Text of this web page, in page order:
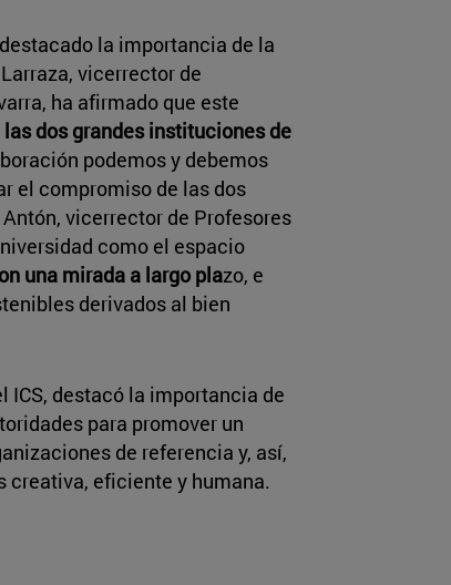
la importancia de la
vicerrector de
ha afirmado que este
dos grandes instituciones de
podemos y debemos
el compromiso de las dos
vicerrector de Profesores
como el espacio
una mirada a largo plazo, e
derivados al bien
ICS, destacó la importancia de
para promover un
de referencia y, así,
creativa, eficiente y humana.